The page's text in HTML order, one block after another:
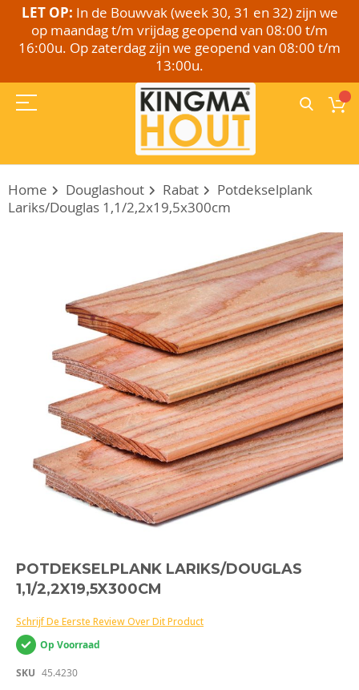
LET OP: In de Bouwvak (week 30, 31 en 32) zijn we
op maandag t/m vrijdag geopend van 08:00 t/m
16:00u. Op zaterdag zijn we geopend van 08:00 t/m
13:00u.
Home Douglashout Rabat
Potdekselplank
Lariks/Douglas 1,1/2,2x19,5x300cm
afbeeldingen-
Ga
naar
het
van
de
afbeeldingen-
POTDEKSELPLANK LARIKS/DOUGLAS
1,1/2,2X19,5X300CM
Schrijf De Eerste Review Over Dit Product
Op Voorraad
SKU 45.4230